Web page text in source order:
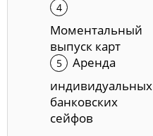
Моментальный
выпуск карт
Аренда
индивидуальных
банковских
сейфов